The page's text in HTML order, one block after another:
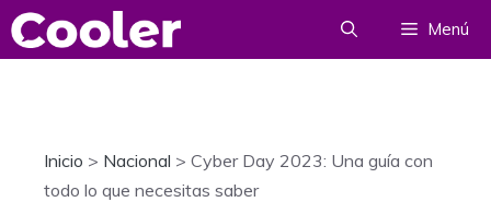
Saltar
al
Menú
Inicio > Nacional > Cyber Day 2023: Una guía con
todo lo que necesitas saber